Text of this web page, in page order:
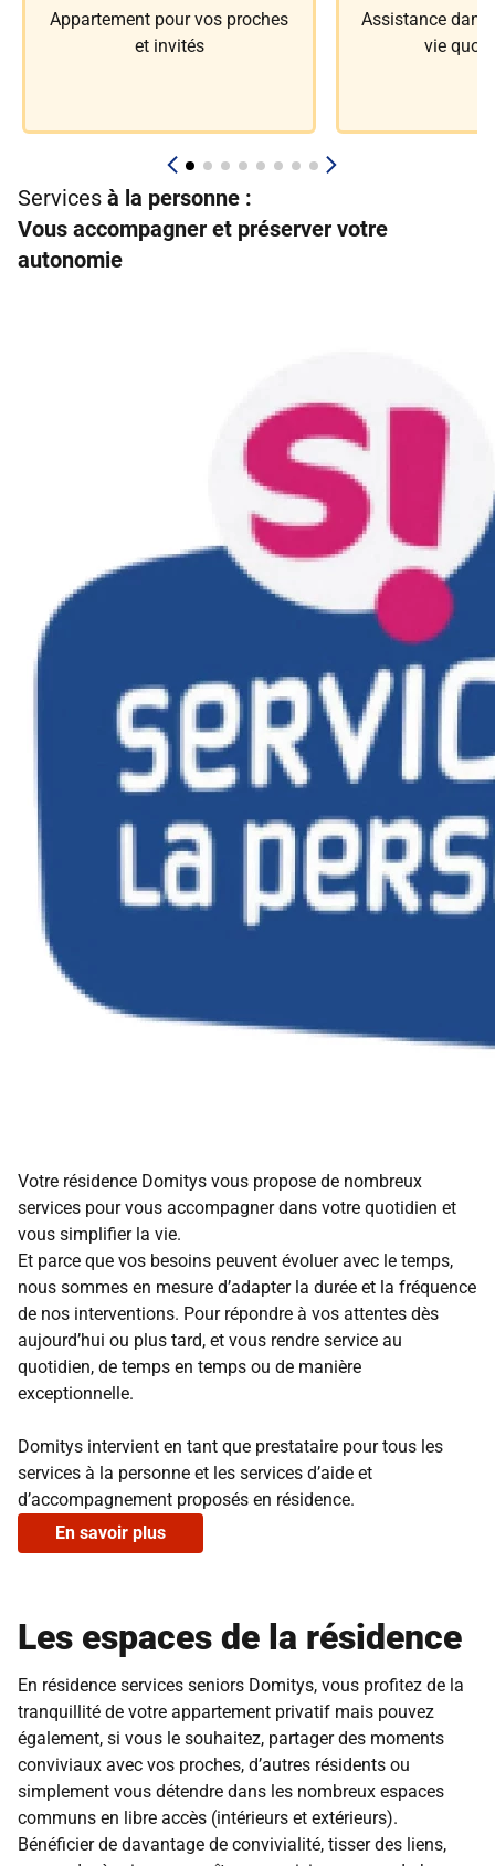
Appartement pour vos proches
et invités
Assistance dans
vie
Services à la personne :
Vous accompagner et préserver votre
autonomie
Votre résidence Domitys vous propose de nombreux
services pour vous accompagner dans votre quotidien et
vous simplifier la vie.
Et parce que vos besoins peuvent évoluer avec le temps,
nous sommes en mesure d’adapter la durée et la fréquence
de nos interventions. Pour répondre à vos attentes dès
aujourd’hui ou plus tard, et vous rendre service au
quotidien, de temps en temps ou de manière
exceptionnelle.
Domitys intervient en tant que prestataire pour tous les
services à la personne et les services d’aide et
d’accompagnement proposés en résidence.
En savoir plus
Les espaces de la résidence
En résidence services seniors Domitys, vous profitez de la
tranquillité de votre appartement privatif mais pouvez
également, si vous le souhaitez, partager des moments
conviviaux avec vos proches, d’autres résidents ou
simplement vous détendre dans les nombreux espaces
communs en libre accès (intérieurs et extérieurs).
Bénéficier de davantage de convivialité, tisser des liens,